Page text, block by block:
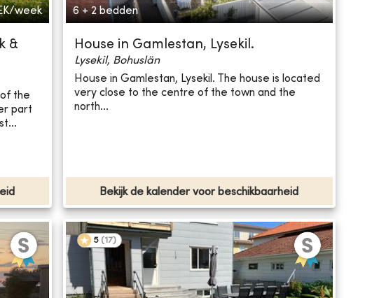
week
&
of the
part
6 + 2 bedden
House in Gamlestan, Lysekil.
Lysekil, Bohuslän
House in Gamlestan, Lysekil. The house is located
very close to the centre of the town and the
north...
Bekijk de kalender voor beschikbaarheid
5 (17)